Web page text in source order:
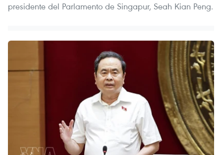
presidente del Parlamento de Singapur, Seah Kian Peng.